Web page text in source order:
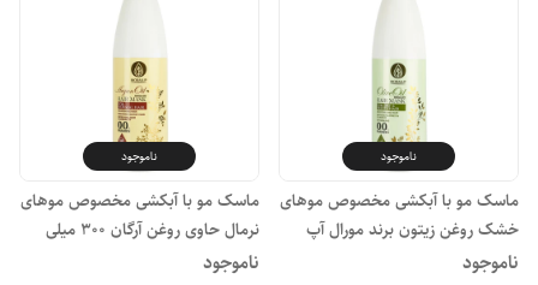
ناموجود
ماسک مو با آبکشی مخصوص موهای
خشک روغن زیتون برند مورال آپ
300 میلی لیتر
ناموجود
ناموجود
ماسک مو با آبکشی مخصوص موهای
نرمال حاوی روغن آرگان ۳۰۰ میلی
لیتر مورال آپ
ناموجود